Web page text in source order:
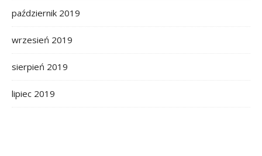
październik 2019
wrzesień 2019
sierpień 2019
lipiec 2019